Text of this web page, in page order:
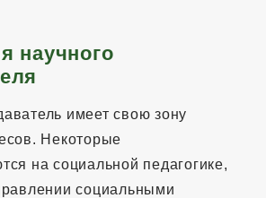
научного
имеет свою зону
Некоторые
на социальной педагогике,
социальными